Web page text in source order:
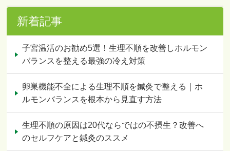
新着記事
子宮温活のお勧め5選！生理不順を改善しホルモン
バランスを整える最強の冷え対策
卵巣機能不全による生理不順を鍼灸で整える｜ホ
ルモンバランスを根本から見直す方法
生理不順の原因は20代ならではの不摂生？改善へ
のセルフケアと鍼灸のススメ